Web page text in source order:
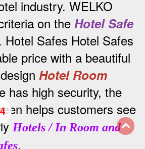
industry. WELKO
on the Hotel Safe
Hotel Safes Hotel Safes
price with a beautiful
Hotel Room
has high security, the
helps customers see
Hotels / In Room and
.